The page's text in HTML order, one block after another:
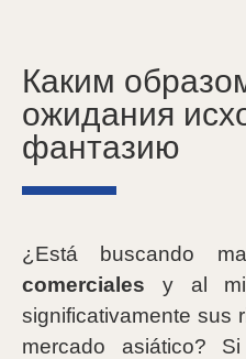
Каким
ожидания
фантазию
¿Está buscando
comerciales y al
significativamente sus
mercado asiático?